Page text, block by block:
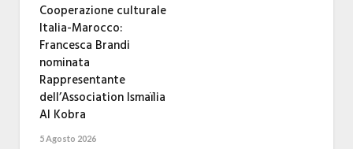
Cooperazione culturale
Italia-Marocco:
Francesca Brandi
nominata
Rappresentante
dell’Association Ismaïlia
Al Kobra
5 Agosto 2026